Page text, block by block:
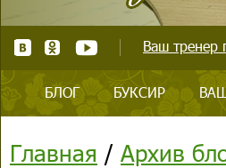
Ваш тренер
БЛОГ БУКСИР
Главная / Архив